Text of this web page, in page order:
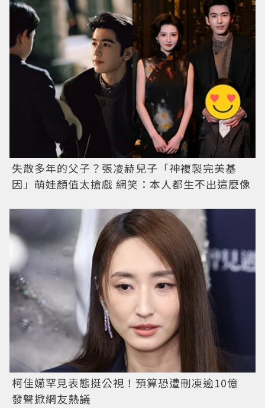
失散多年的父子？張凌赫兒子「神複製完美基
因」萌娃顏值太搶戲 網笑：本人都生不出這麼像
柯佳嬿罕見表態挺公視！預算恐遭刪凍逾10億
發聲掀網友熱議